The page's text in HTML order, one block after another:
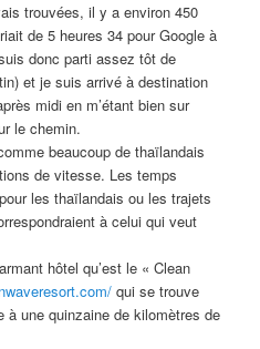
trouvées, il y a environ 450
de 5 heures 34 pour Google à
donc parti assez tôt de
et je suis arrivé à destination
midi en m’étant bien sur
le chemin.
beaucoup de thaïlandais
de vitesse. Les temps
les thaïlandais ou les trajets
à celui qui veut
hôtel qu’est le « Clean
qui se trouve
une quinzaine de kilomètres de